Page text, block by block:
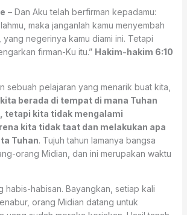
– Dan Aku telah berfirman kepadamu:
maka janganlah kamu menyembah
yang negerinya kamu diami ini. Tetapi
firman-Ku itu.” Hakim-hakim 6:10
sebuah pelajaran yang menarik buat kita,
berada di tempat di mana Tuhan
tetapi kita tidak mengalami
kita tidak taat dan melakukan apa
Tuhan. Tujuh tahun lamanya bangsa
orang Midian, dan ini merupakan waktu
habis-habisan. Bayangkan, setiap kali
orang Midian datang untuk